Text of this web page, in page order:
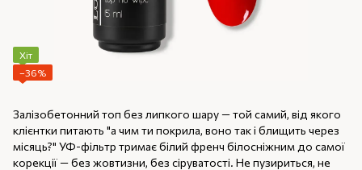
Хіт
−36%
Залізобетонний топ без липкого шару — той самий, від якого
клієнтки питають "а чим ти покрила, воно так і блищить через
місяць?" УФ-фільтр тримає білий френч білосніжним до самої
корекції — без жовтизни, без сіруватості. Не пузириться, не